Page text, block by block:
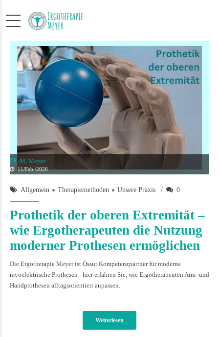
M. Meyer
11/Feb./2026
Allgemein Therapiemethoden Unsere Praxis 0
Prothetik der oberen Extremität –
wie Ergotherapeuten die Nutzung
moderner Prothesen ermöglichen
Die Ergotherapie Meyer ist Össur Kompetenzpartner für moderne
myoelektrische Prothesen - hier erfahren Sie, wie Ergotherapeuten Arm- und
Handprothesen alltagsorientiert anpassen.
Weiterlesen